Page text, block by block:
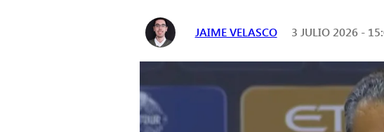
JAIME VELASCO 3 JULIO 2026 -